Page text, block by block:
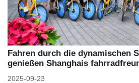
Fahren durch die dynamischen
genießen Shanghais
2025-09-23